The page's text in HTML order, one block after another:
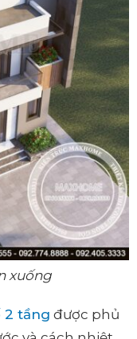
xuống
2 tầng được phủ